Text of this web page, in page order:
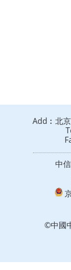
Add︰北
中
©中國